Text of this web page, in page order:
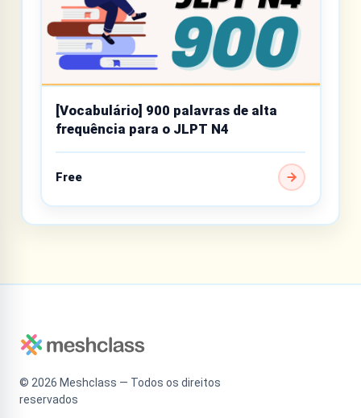
[Vocabulário] 900 palavras de alta
frequência para o JLPT N4
Free
© 2026 Meshclass — Todos os direitos
reservados